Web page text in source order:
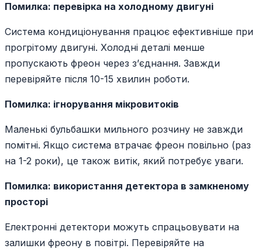
Помилка: перевірка на холодному двигуні
Система кондиціонування працює ефективніше при
прогрітому двигуні. Холодні деталі менше
пропускають фреон через з’єднання. Завжди
перевіряйте після 10-15 хвилин роботи.
Помилка: ігнорування мікровитоків
Маленькі бульбашки мильного розчину не завжди
помітні. Якщо система втрачає фреон повільно (раз
на 1-2 роки), це також витік, який потребує уваги.
Помилка: використання детектора в замкненому
просторі
Електронні детектори можуть спрацьовувати на
залишки фреону в повітрі. Перевіряйте на